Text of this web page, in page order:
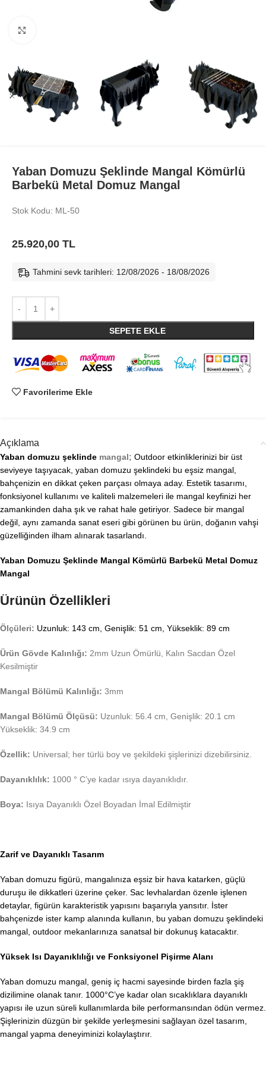
Yaban Domuzu Şeklinde Mangal Kömürlü
Barbekü Metal Domuz Mangal
Stok Kodu: ML-50
25.920,00 TL
Tahmini sevk tarihleri: 12/08/2026 - 18/08/2026
SEPETE EKLE
Favorilerime Ekle
Açıklama
Yaban domuzu şeklinde mangal; Outdoor etkinliklerinizi bir üst
seviyeye taşıyacak, yaban domuzu şeklindeki bu eşsiz mangal,
bahçenizin en dikkat çeken parçası olmaya aday. Estetik tasarımı,
fonksiyonel kullanımı ve kaliteli malzemeleri ile mangal keyfinizi her
zamankinden daha şık ve rahat hale getiriyor. Sadece bir mangal
değil, aynı zamanda sanat eseri gibi görünen bu ürün, doğanın vahşi
güzelliğinden ilham alınarak tasarlandı.
Yaban Domuzu Şeklinde Mangal Kömürlü Barbekü Metal Domuz
Mangal
Ürünün Özellikleri
Ölçüleri: Uzunluk: 143 cm, Genişlik: 51 cm, Yükseklik: 89 cm
Ürün Gövde Kalınlığı: 2mm Uzun Ömürlü, Kalın Sacdan Özel
Kesilmiştir
Mangal Bölümü Kalınlığı: 3mm
Mangal Bölümü Ölçüsü: Uzunluk: 56.4 cm, Genişlik: 20.1 cm
Yükseklik: 34.9 cm
Özellik: Universal; her türlü boy ve şekildeki şişlerinizi dizebilirsiniz.
Dayanıklılık: 1000 ° C’ye kadar ısıya dayanıklıdır.
Boya: Isıya Dayanıklı Özel Boyadan İmal Edilmiştir
Zarif ve Dayanıklı Tasarım
Yaban domuzu figürü, mangalınıza eşsiz bir hava katarken, güçlü
duruşu ile dikkatleri üzerine çeker. Sac levhalardan özenle işlenen
detaylar, figürün karakteristik yapısını başarıyla yansıtır. İster
bahçenizde ister kamp alanında kullanın, bu yaban domuzu şeklindeki
mangal, outdoor mekanlarınıza sanatsal bir dokunuş katacaktır.
Yüksek Isı Dayanıklılığı ve Fonksiyonel Pişirme Alanı
Yaban domuzu mangal, geniş iç hacmi sayesinde birden fazla şiş
dizilimine olanak tanır. 1000°C’ye kadar olan sıcaklıklara dayanıklı
yapısı ile uzun süreli kullanımlarda bile performansından ödün vermez.
Şişlerinizin düzgün bir şekilde yerleşmesini sağlayan özel tasarım,
mangal yapma deneyiminizi kolaylaştırır.